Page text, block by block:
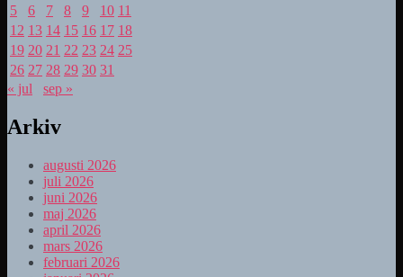
5
6 7 8 9 10 11
12 13 14 15 16 17 18
19 20 21 22 23 24 25
26 27 28 29 30 31
« jul
sep »
Arkiv
augusti 2026
juli 2026
juni 2026
maj 2026
april 2026
mars 2026
februari 2026